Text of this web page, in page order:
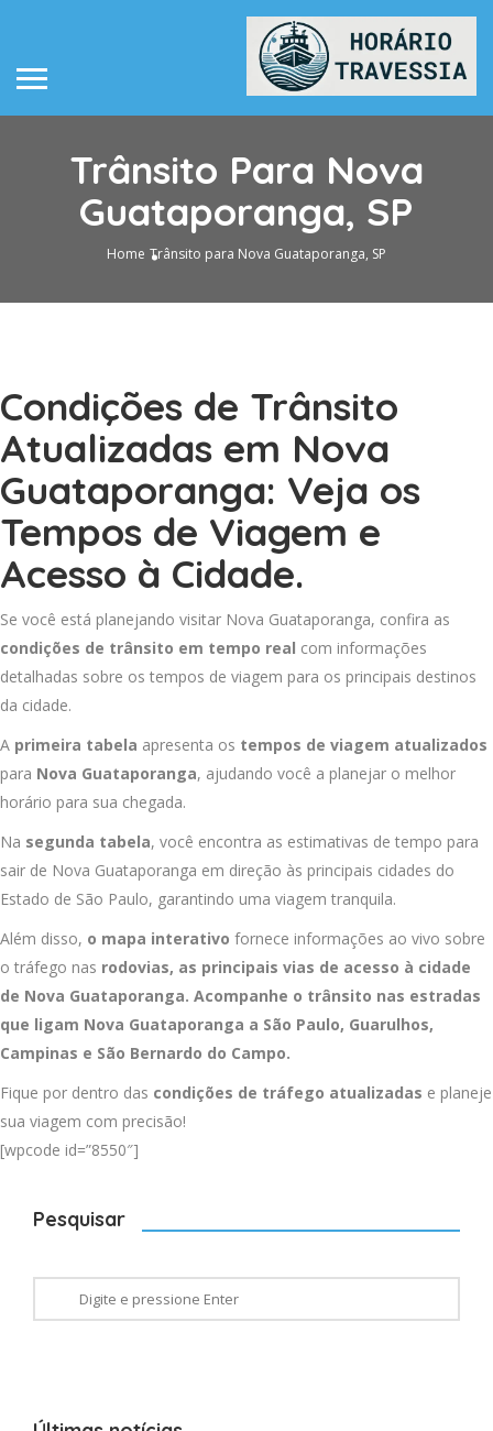
Trânsito Para Nova
Guataporanga, SP
Home Trânsito para Nova Guataporanga, SP
Condições de Trânsito
Atualizadas em Nova
Guataporanga: Veja os
Tempos de Viagem e
Acesso à Cidade.
Se você está planejando visitar Nova Guataporanga, confira as
condições de trânsito em tempo real com informações
detalhadas sobre os tempos de viagem para os principais destinos
da cidade.
A primeira tabela apresenta os tempos de viagem atualizados
para Nova Guataporanga, ajudando você a planejar o melhor
horário para sua chegada.
Na segunda tabela, você encontra as estimativas de tempo para
sair de Nova Guataporanga em direção às principais cidades do
Estado de São Paulo, garantindo uma viagem tranquila.
Além disso, o mapa interativo fornece informações ao vivo sobre
o tráfego nas rodovias, as principais vias de acesso à cidade
de Nova Guataporanga. Acompanhe o trânsito nas estradas
que ligam Nova Guataporanga a São Paulo, Guarulhos,
Campinas e São Bernardo do Campo.
Fique por dentro das condições de tráfego atualizadas e planeje
sua viagem com precisão!
[wpcode id=”8550″]
Pesquisar